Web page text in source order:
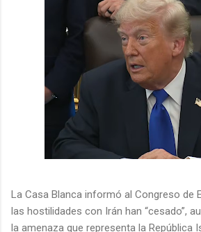
La Casa Blanca informó al Congreso de
las hostilidades con Irán han “cesado”,
la amenaza que representa la República